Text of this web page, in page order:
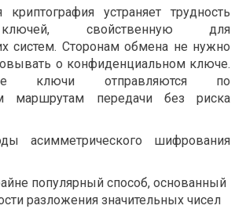
криптография устраняет трудность
свойственную для
систем. Сторонам обмена не нужно
о конфиденциальном ключе.
ключи отправляются по
маршрутам передачи без риска
асимметрического шифрования
популярный способ, основанный
разложения значительных чисел